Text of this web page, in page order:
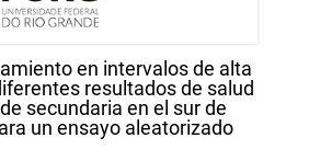
en intervalos de alta
resultados de salud
secundaria en el sur de
un ensayo aleatorizado